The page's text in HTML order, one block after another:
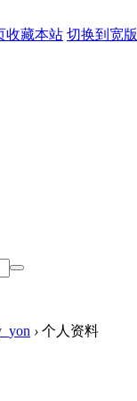
收藏本站 切换到宽版
› 个人资料